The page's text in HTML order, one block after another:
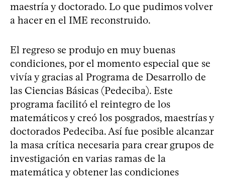
maestría y doctorado. Lo que pudimos volver
a hacer en el IME reconstruido.
El regreso se produjo en muy buenas
condiciones, por el momento especial que se
vivía y gracias al Programa de Desarrollo de
las Ciencias Básicas (Pedeciba). Este
programa facilitó el reintegro de los
matemáticos y creó los posgrados, maestrías y
doctorados Pedeciba. Así fue posible alcanzar
la masa crítica necesaria para crear grupos de
investigación en varias ramas de la
matemática y obtener las condiciones